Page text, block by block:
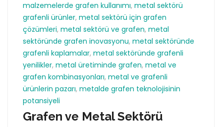
malzemelerde grafen kullanımı, metal sektörü
grafenli ürünler, metal sektörü için grafen
çözümleri, metal sektörü ve grafen, metal
sektöründe grafen inovasyonu, metal sektöründe
grafenli kaplamalar, metal sektöründe grafenli
yenilikler, metal üretiminde grafen, metal ve
grafen kombinasyonları, metal ve grafenli
ürünlerin pazarı, metalde grafen teknolojisinin
potansiyeli
Grafen ve Metal Sektörü